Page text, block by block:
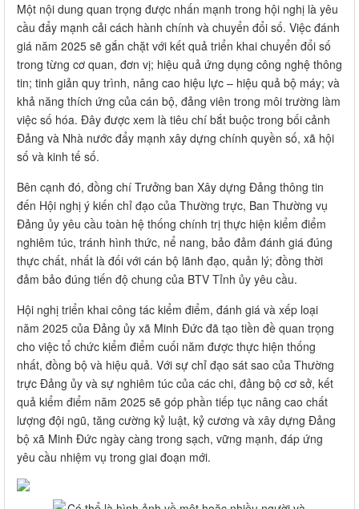
Một nội dung quan trọng được nhấn mạnh trong hội nghị là yêu
cầu đẩy mạnh cải cách hành chính và chuyển đổi số. Việc đánh
giá năm 2025 sẽ gắn chặt với kết quả triển khai chuyển đổi số
trong từng cơ quan, đơn vị; hiệu quả ứng dụng công nghệ thông
tin; tinh giản quy trình, nâng cao hiệu lực – hiệu quả bộ máy; và
khả năng thích ứng của cán bộ, đảng viên trong môi trường làm
việc số hóa. Đây được xem là tiêu chí bắt buộc trong bối cảnh
Đảng và Nhà nước đẩy mạnh xây dựng chính quyền số, xã hội
số và kinh tế số.
Bên cạnh đó, đồng chí Trưởng ban Xây dựng Đảng thông tin
đến Hội nghị ý kiến chỉ đạo của Thường trực, Ban Thường vụ
Đảng ủy yêu cầu toàn hệ thống chính trị thực hiện kiểm điểm
nghiêm túc, tránh hình thức, nể nang, bảo đảm đánh giá đúng
thực chất, nhất là đối với cán bộ lãnh đạo, quản lý; đồng thời
đảm bảo đúng tiến độ chung của BTV Tỉnh ủy yêu cầu.
Hội nghị triển khai công tác kiểm điểm, đánh giá và xếp loại
năm 2025 của Đảng ủy xã Minh Đức đã tạo tiền đề quan trọng
cho việc tổ chức kiểm điểm cuối năm được thực hiện thống
nhất, đồng bộ và hiệu quả. Với sự chỉ đạo sát sao của Thường
trực Đảng ủy và sự nghiêm túc của các chi, đảng bộ cơ sở, kết
quả kiểm điểm năm 2025 sẽ góp phần tiếp tục nâng cao chất
lượng đội ngũ, tăng cường kỷ luật, kỷ cương và xây dựng Đảng
bộ xã Minh Đức ngày càng trong sạch, vững mạnh, đáp ứng
yêu cầu nhiệm vụ trong giai đoạn mới.